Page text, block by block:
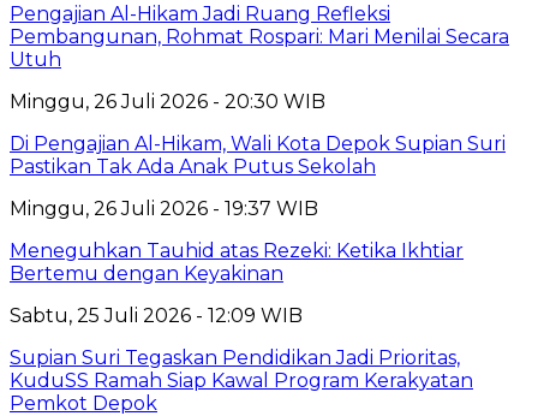
Pengajian Al-Hikam Jadi Ruang Refleksi
Pembangunan, Rohmat Rospari: Mari Menilai Secara
Utuh
Minggu, 26 Juli 2026 - 20:30 WIB
Di Pengajian Al-Hikam, Wali Kota Depok Supian Suri
Pastikan Tak Ada Anak Putus Sekolah
Minggu, 26 Juli 2026 - 19:37 WIB
Meneguhkan Tauhid atas Rezeki: Ketika Ikhtiar
Bertemu dengan Keyakinan
Sabtu, 25 Juli 2026 - 12:09 WIB
Supian Suri Tegaskan Pendidikan Jadi Prioritas,
KuduSS Ramah Siap Kawal Program Kerakyatan
Pemkot Depok